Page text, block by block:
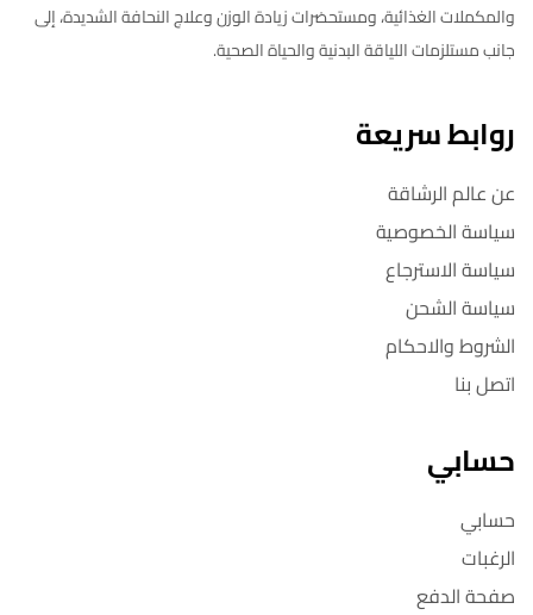
والمكملات الغذائية، ومستحضرات زيادة الوزن وعلاج النحافة الشديدة، إلى
جانب مستلزمات اللياقة البدنية والحياة الصحية.
روابط سريعة
عن عالم الرشاقة
سياسة الخصوصية
سياسة الاسترجاع
سياسة الشحن
الشروط والاحكام
اتصل بنا
حسابي
حسابي
الرغبات
صفحة الدفع